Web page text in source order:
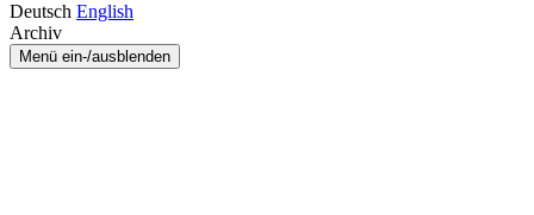
Deutsch English
Archiv
Menü ein-/ausblenden